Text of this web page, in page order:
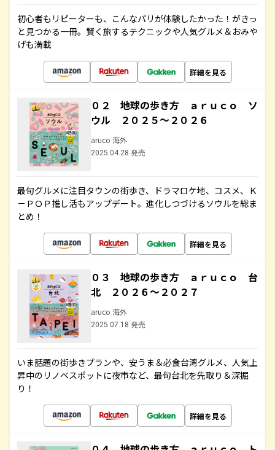
初心者もリピーターも、こんなパリが体験したかった！がきっ
と見つかる一冊。賢く旅するテクニックや人気グルメ＆おみや
げも満載
詳細を見る
０２ 地球の歩き方 ａｒｕｃｏ ソ
ウル ２０２５～２０２６
aruco 海外
2025.04.28 発売
最旬グルメに注目タウンの街歩き、ドラマロケ地、コスメ、Ｋ
－ＰＯＰ推し活もアップデート。進化しつづけるソウルを総ま
とめ！
詳細を見る
０３ 地球の歩き方 ａｒｕｃｏ 台
北 ２０２６～２０２７
aruco 海外
2025.07.18 発売
いま話題の街歩きプランや、安うま＆必食台湾グルメ、人気上
昇中のリノベスポットに夜市など、最旬台北を先取り＆深掘
り！
詳細を見る